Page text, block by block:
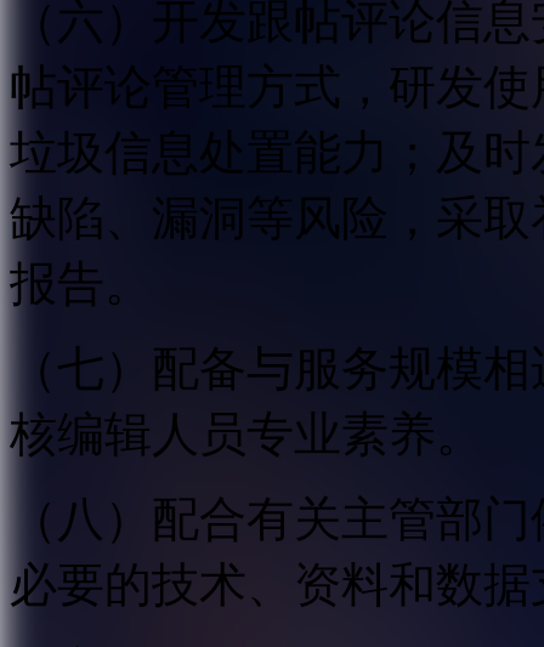
（六）开发跟帖评论信
帖评论管理方式，研发
垃圾信息处置能力；及
缺陷、漏洞等风险，采
报告。
（七）配备与服务规模
核编辑人员专业素养。
（八）配合有关主管部
必要的技术、资料和数